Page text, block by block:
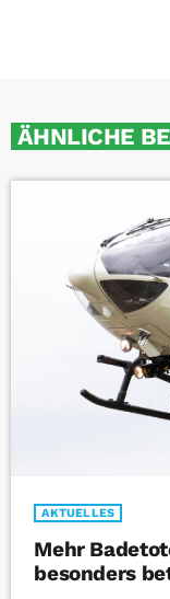
ÄHNLICHE
AKTUELLES
Mehr
besonders